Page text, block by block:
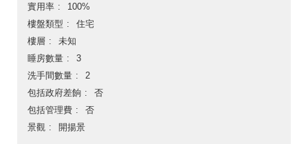
實用率
100%
樓盤類型
住宅
樓層
未知
睡房數量
3
洗手間數量
2
包括政府差餉
否
包括管理費
否
景觀
開揚景